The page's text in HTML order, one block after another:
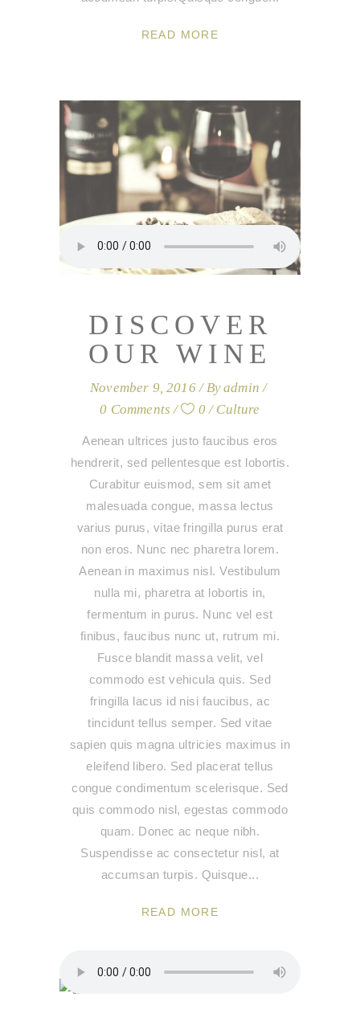
READ MORE
DISCOVER
OUR WINE
November 9, 2016 Byadmin
0 Comments
0 Culture
Aenean ultrices justo faucibus eros
hendrerit, sed pellentesque est lobortis.
Curabitur euismod, sem sit amet
malesuada congue, massa lectus
varius purus, vitae fringilla purus erat
non eros. Nunc nec pharetra lorem.
Aenean in maximus nisl. Vestibulum
nulla mi, pharetra at lobortis in,
fermentum in purus. Nunc vel est
finibus, faucibus nunc ut, rutrum mi.
Fusce blandit massa velit, vel
commodo est vehicula quis. Sed
fringilla lacus id nisi faucibus, ac
tincidunt tellus semper. Sed vitae
sapien quis magna ultricies maximus in
eleifend libero. Sed placerat tellus
congue condimentum scelerisque. Sed
quis commodo nisl, egestas commodo
quam. Donec ac neque nibh.
Suspendisse ac consectetur nisl, at
accumsan turpis. Quisque
READ MORE